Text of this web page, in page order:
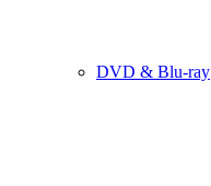
DVD & Blu-ray